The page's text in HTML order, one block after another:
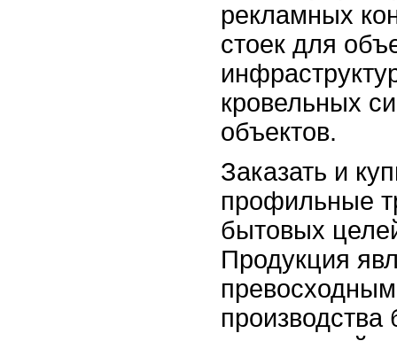
рекламных
стоек для
кровельных
объектов.
Заказать и
профильные
бытовых
Продукция
производства